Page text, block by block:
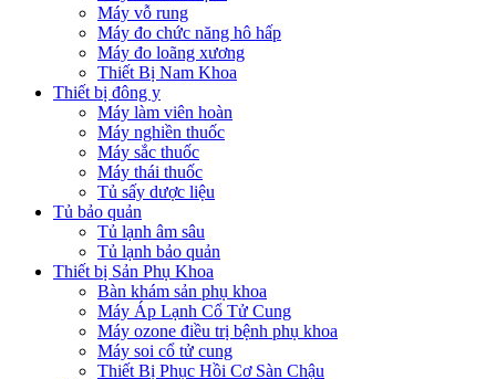
Máy vỗ rung
Máy đo chức năng hô hấp
Máy đo loãng xương
Thiết Bị Nam Khoa
Thiết bị đông y
Máy làm viên hoàn
Máy nghiền thuốc
Máy sắc thuốc
Máy thái thuốc
Tủ sấy dược liệu
Tủ bảo quản
Tủ lạnh âm sâu
Tủ lạnh bảo quản
Thiết bị Sản Phụ Khoa
Bàn khám sản phụ khoa
Máy Áp Lạnh Cổ Tử Cung
Máy ozone điều trị bệnh phụ khoa
Máy soi cổ tử cung
Thiết Bị Phục Hồi Cơ Sàn Chậu